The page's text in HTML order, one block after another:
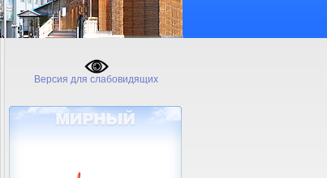
Версия для слабовидящих